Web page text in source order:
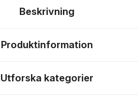
Beskrivning
Produktinformation
Utforska kategorier